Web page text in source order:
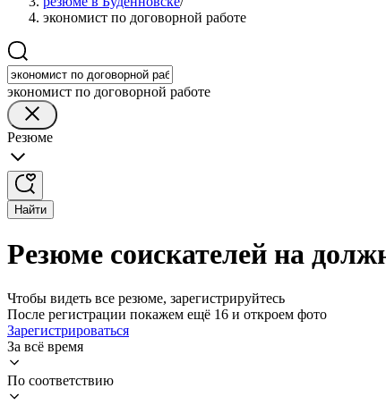
экономист по договорной работе
экономист по договорной работе
Резюме
Найти
Резюме соискателей на
Чтобы видеть все резюме, зарегистрируйтесь
После регистрации покажем ещё 16 и откроем фото
Зарегистрироваться
За всё время
По соответствию